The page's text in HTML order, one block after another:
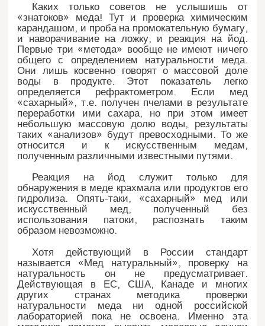
Каких только советов не услышишь от
«знатоков» меда! Тут и проверка химическим
карандашом, и проба на промокательную бумагу,
и наворачивание на ложку, и реакция на йод.
Первые три «метода» вообще не имеют ничего
общего с определением натуральности меда.
Они лишь косвенно говорят о массовой доле
воды в продукте. Этот показатель легко
определяется рефрактометром. Если мед
«сахарный», т.е. получен пчелами в результате
переработки ими сахара, но при этом имеет
небольшую массовую долю воды, результаты
таких «анализов» будут превосходными. То же
относится и к искусственным медам,
полученным различными известными путями.
Реакция на йод служит только для
обнаружения в меде крахмала или продуктов его
гидролиза. Опять-таки, «сахарный» мед или
искусственный мед, полученный без
использования патоки, распознать таким
образом невозможно.
Хотя действующий в России стандарт
называется «Мед натуральный», проверку на
натуральность он не предусматривает.
Действующая в ЕС, США, Канаде и многих
других странах методика проверки
натуральности меда ни одной российской
лабораторией пока не освоена. Именно эта